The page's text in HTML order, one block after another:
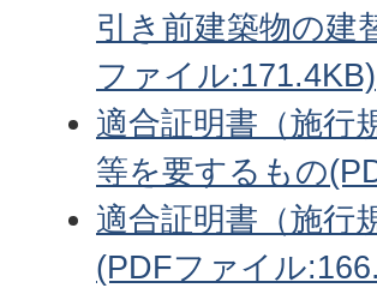
引き前建築物の建
ファイル:171.4KB)
適合証明書（施行
等を要するもの
適合証明書（施行
(PDFファイル